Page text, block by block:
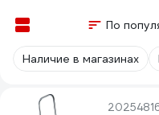
По
Наличие в магазинах